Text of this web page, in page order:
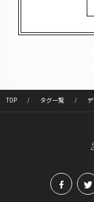
TOP タグ一覧